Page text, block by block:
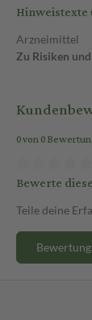
Arzneimittel
Zu Risiken
0 von 0
Bewerte
Teile deine